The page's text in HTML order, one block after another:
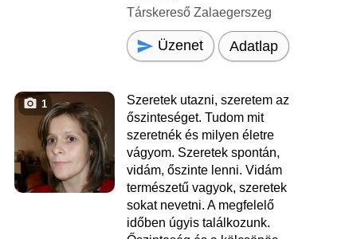
Társkereső Zalaegerszeg
Üzenet Adatlap
1
Szeretek utazni, szeretem az
őszinteséget. Tudom mit
szeretnék és milyen életre
vágyom. Szeretek spontán,
vidám, őszinte lenni. Vidám
természetű vagyok, szeretek
sokat nevetni. A megfelelő
időben úgyis találkozunk.